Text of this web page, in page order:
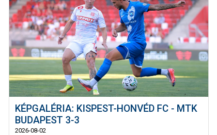
KÉPGALÉRIA: KISPEST-HONVÉD FC - MTK
BUDAPEST 3-3
2026-08-02